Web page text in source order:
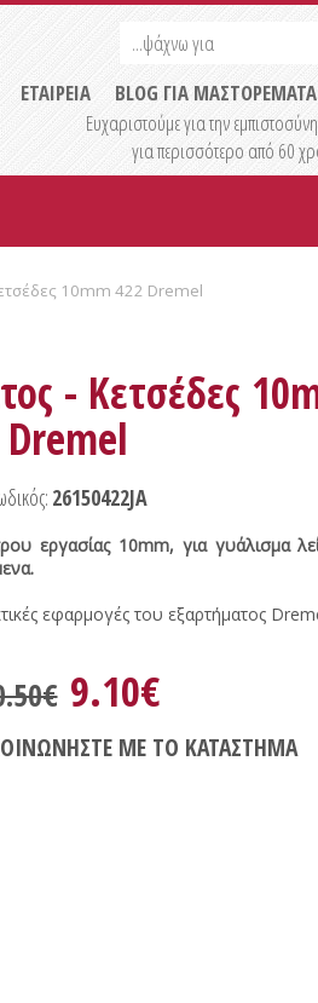
BLOG ΓΙΑ ΜΑΣΤΟΡΕΜΑΤΑ
ΕΤΑΙΡΕΙΑ
Ευχαριστούμε για την
για περισσότερο από 60
10mm 422 Dremel
- Κετσέδες
Dremel
26150422JA
εργασίας 10mm, για γυάλισμα
εφαρμογές του εξαρτήματος
9.10€
ΜΕ ΤΟ ΚΑΤΑΣΤΗΜΑ